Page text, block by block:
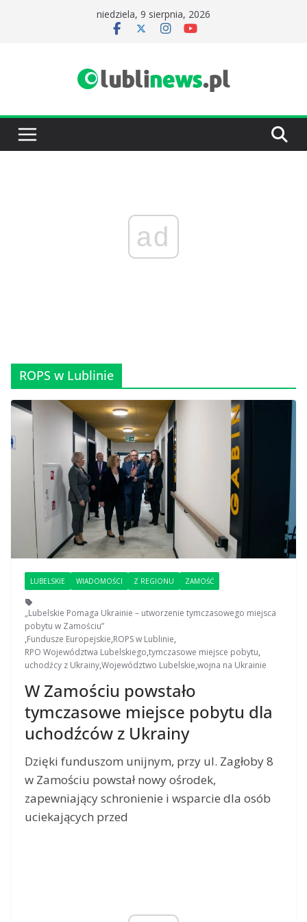
niedziela, 9 sierpnia, 2026
ad
ROPS w Lublinie
LUBELSKIE WIADOMOŚCI Z REGIONU ZAMOŚĆ
„Lubelskie Pomaga Ukrainie – utworzenie tymczasowego miejsca
pobytu w Zamościu”
,Fundusze Europejskie,ROPS w Lublinie,
RPO Województwa Lubelskiego,tymczasowe miejsce pobytu,
uchodźcy z Ukrainy,Województwo Lubelskie,wojna na Ukrainie
W Zamościu powstało
tymczasowe miejsce pobytu dla
uchodźców z Ukrainy
Dzięki funduszom unijnym, przy ul. Zagłoby 8
w Zamościu powstał nowy ośrodek,
zapewniający schronienie i wsparcie dla osób
uciekających przed